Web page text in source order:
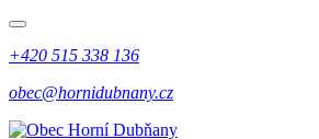
+420 515 338 136
obec@hornidubnany.cz